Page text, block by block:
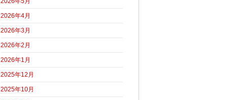
2026年4月
2026年3月
2026年2月
2026年1月
2025年12月
2025年10月